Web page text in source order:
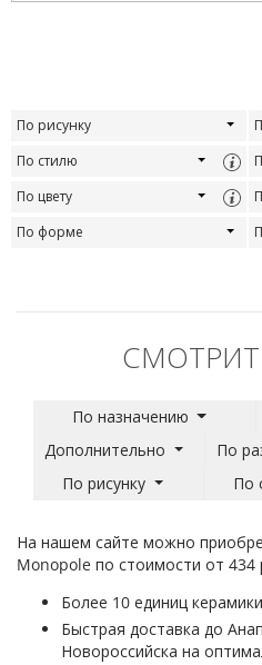
По рисунку
По стилю
По цвету
По форме
По назначению
Дополнительно
По
По рисунку
По
На нашем сайте можно
Monopole по стоимости от 434
Более 10 единиц
Быстрая доставка до
Новороссийска на